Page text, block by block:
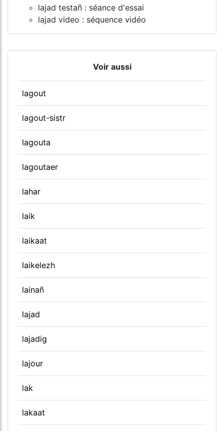
lajad testañ : séance d'essai
lajad video : séquence vidéo
Voir aussi
lagout
lagout-sistr
lagouta
lagoutaer
lahar
laik
laikaat
laikelezh
lainañ
lajad
lajadig
lajour
lak
lakaat